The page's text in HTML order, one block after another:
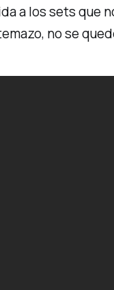
a los sets que
no se